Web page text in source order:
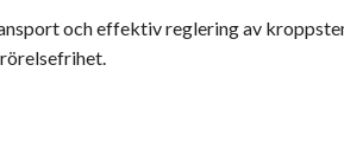
och effektiv reglering av